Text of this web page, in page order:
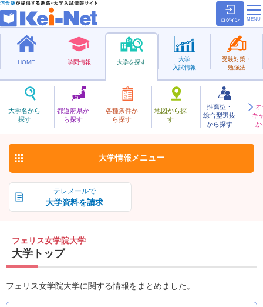
ログイン
HOME 学問情報 大学を探す
大学名から
探す
都道府県か
ら探す
各種条件か
ら探す
地図から探
す
推薦型・
総合型選抜
から探す
キ
か
大学
入試情報
受験対策・
勉強法
私立
ふぇりすじょがくいん
フェリス女学院大学 お気に入り
テレメールで
大学資料を請求
大学情報 メニュー
フェリス女学院大学
大学トップ
フェリス女学院大学に関する情報をまとめました。